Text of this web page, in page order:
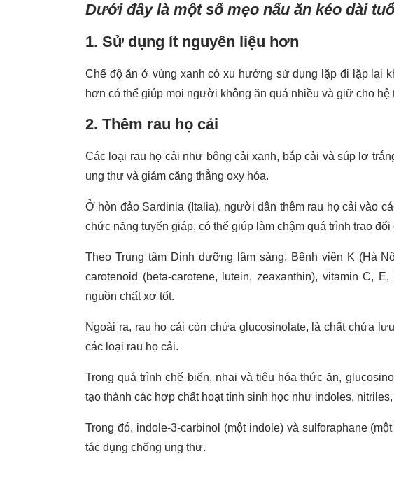
Dưới đây là một số mẹo nấu ăn kéo dài
1. Sử dụng ít nguyên liệu hơn
Chế độ ăn ở vùng xanh có xu hướng sử dụng lặp đi lặp lại
hơn có thể giúp mọi người không ăn quá nhiều và giữ cho hệ
2. Thêm rau họ cải
Các loại rau họ cải như bông cải xanh, bắp cải và súp lơ
ung thư và giảm căng thẳng oxy hóa.
Ở hòn đảo Sardinia (Italia), người dân thêm rau họ cải vào
chức năng tuyến giáp, có thể giúp làm chậm quá trình trao
Theo Trung tâm Dinh dưỡng lâm sàng, Bệnh viện K (Hà
carotenoid (beta-carotene, lutein, zeaxanthin), vitamin C,
nguồn chất xơ tốt.
Ngoài ra, rau họ cải còn chứa glucosinolate, là chất chứa
các loại rau họ cải.
Trong quá trình chế biến, nhai và tiêu hóa thức ăn,
tạo thành các hợp chất hoạt tính sinh học như indoles,
Trong đó, indole-3-carbinol (một indole) và sulforaphane
tác dụng chống ung thư.